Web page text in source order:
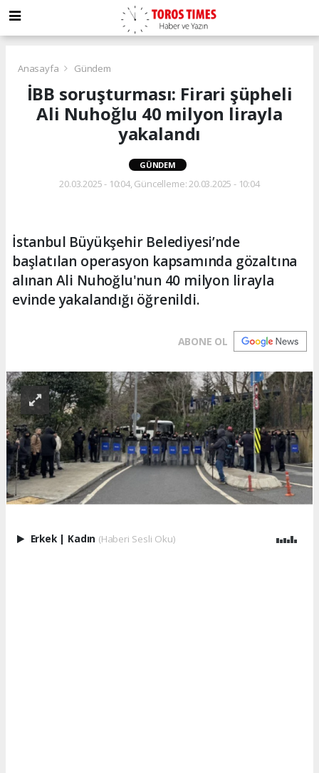
Anasayfa Gündem
İBB soruşturması: Firari şüpheli
Ali Nuhoğlu 40 milyon lirayla
yakalandı
GÜNDEM
20.03.2025 - 10:04, Güncelleme: 20.03.2025 - 10:04
İstanbul Büyükşehir Belediyesi’nde
başlatılan operasyon kapsamında gözaltına
alınan Ali Nuhoğlu'nun 40 milyon lirayla
evinde yakalandığı öğrenildi.
ABONE OL
Erkek | Kadın (Haberi Sesli Oku)